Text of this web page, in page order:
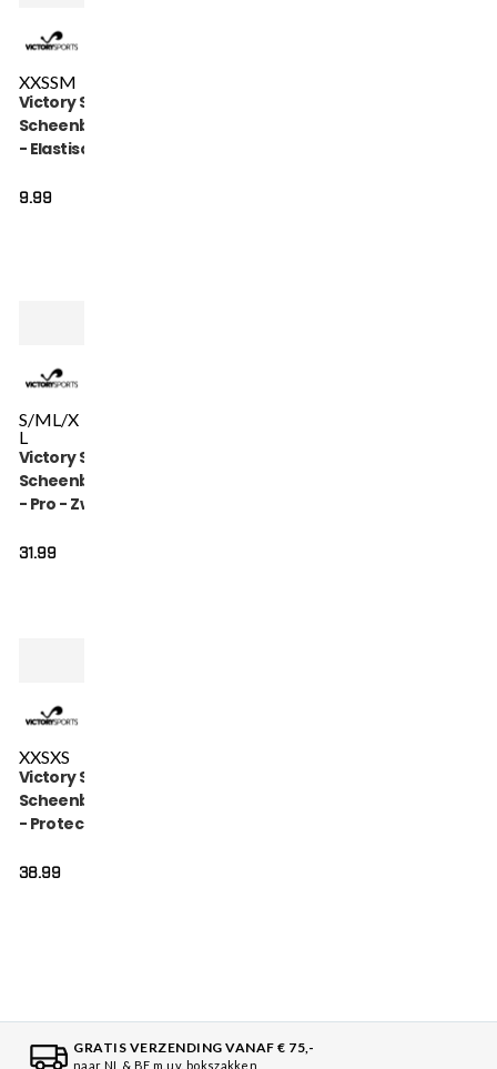
XXSSM
Victory Sports
Scheenbeschermer
- Elastische
- Rood
9.99
S/ML/X
L
Victory Sports
Scheenbeschermer
- Pro - Zwart
31.99
XXSXS
Victory Sports
Scheenbeschermer
- Protect - Rood
38.99
GRATIS VERZENDING VANAF € 75,-
naar NL & BE m.u.v. bokszakken